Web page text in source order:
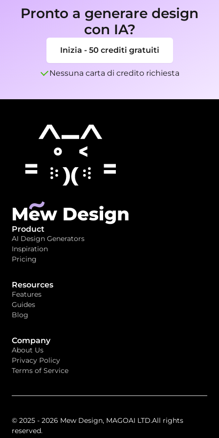
Pronto a generare design
con IA?
Inizia - 50 crediti gratuiti
Nessuna carta di credito richiesta
Product
AI Design Generators
Inspiration
Pricing
Resources
Features
Guides
Blog
Company
About Us
Privacy Policy
Terms of Service
© 2025 - 2026 Mew Design, MAGOAI LTD.All rights
reserved.